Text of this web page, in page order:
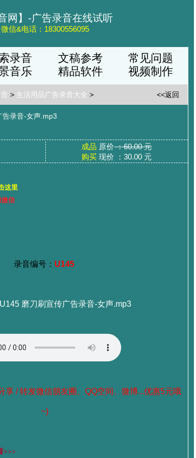
音网】-广告录音在线试听
微信&电话：18300556095
录音 文稿参考
常见问题
音乐 精品软件 视频制作
> 生活用品广告录音大全 > <<返回
告录音-女声.mp3
成品 原价：60.00 元
购买 现价 ：30.00 元
这里
信
录音编号： U145
磨刀刷宣传广告录音-女声.mp3
享 / 转发微信朋友圈、QQ空间、微博...优惠5元哦
~)
>>>